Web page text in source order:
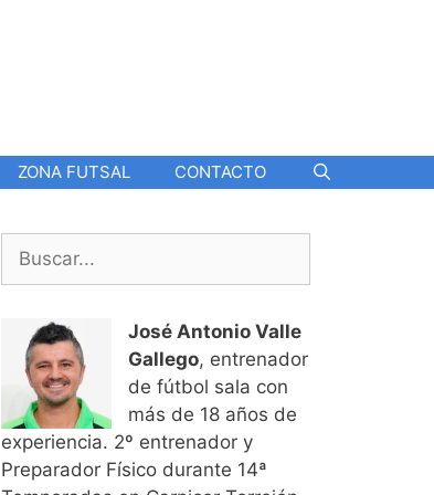
ZONA FUTSAL CONTACTO
Buscar:
José Antonio Valle
Gallego, entrenador
de fútbol sala con
más de 18 años de
experiencia. 2º entrenador y
Preparador Físico durante 14ª